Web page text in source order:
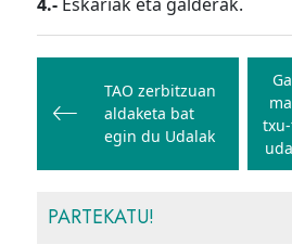
Bidalketetan
zehar
nabigatu
TAO zerbitzuan
aldaketa bat
egin du Udalak
PARTEKATU!